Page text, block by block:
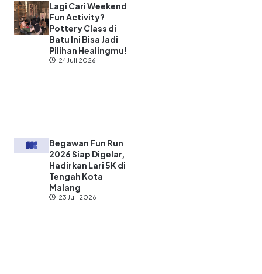
Lagi Cari Weekend
Fun Activity?
Pottery Class di
Batu Ini Bisa Jadi
Pilihan Healingmu!
24 Juli 2026
Begawan Fun Run
2026 Siap Digelar,
Hadirkan Lari 5K di
Tengah Kota
Malang
23 Juli 2026